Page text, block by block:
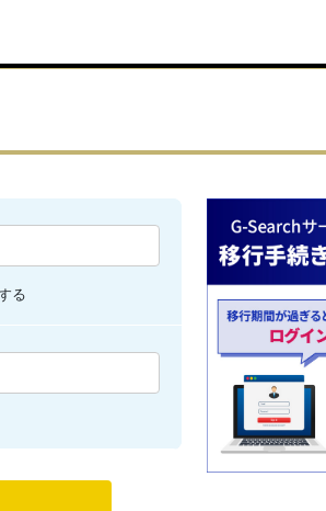
る